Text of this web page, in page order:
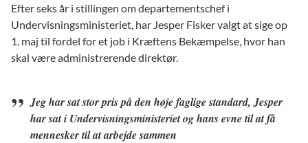
Efter seks år i stillingen om departementschef i
Undervisningsministeriet, har Jesper Fisker valgt at sige op
1. maj til fordel for et job i Kræftens Bekæmpelse, hvor han
skal være administrerende direktør.
Jeg har sat stor pris på den høje faglige standard, Jesper
har sat i Undervisningsministeriet og hans evne til at få
mennesker til at arbejde sammen